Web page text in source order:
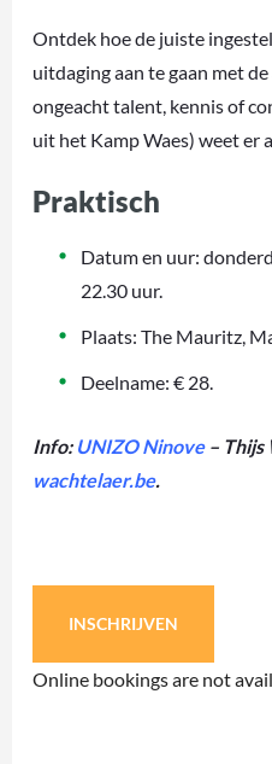
Ontdek hoe de juiste
uitdaging aan te gaan met
ongeacht talent, kennis of
uit het Kamp Waes) weet er
Praktisch
Datum en uur:
22.30 uur.
Plaats: The Mauritz,
Deelname: € 28.
Info: UNIZO Ninove– Thijs
wachtelaer.be.
INSCHRIJVEN
Online bookings are not